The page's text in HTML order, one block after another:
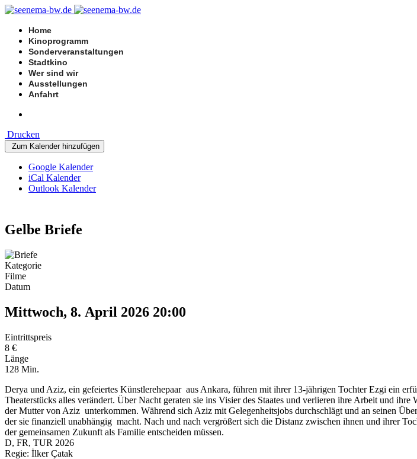
Home
Kinoprogramm
Sonderveranstaltungen
Stadtkino
Wer sind wir
Ausstellungen
Anfahrt
Drucken
Zum Kalender hinzufügen
Google Kalender
iCal Kalender
Outlook Kalender
Gelbe Briefe
Kategorie
Filme
Datum
Mittwoch, 8. April 2026 20:00
Eintrittspreis
8 €
Länge
128 Min.
Derya und Aziz, ein gefeiertes Künstlerehepaar aus Ankara, führen mit ihrer 13-jährigen Tochter Ezgi ein
Theaterstücks alles verändert. Über Nacht geraten sie ins Visier des Staates und verlieren ihre Arbeit und
der Mutter von Aziz unterkommen. Während sich Aziz mit Gelegenheitsjobs durchschlägt und an seinen
der sie finanziell unabhängig macht. Nach und nach vergrößert sich die Distanz zwischen ihnen und ihrer
der gemeinsamen Zukunft als Familie entscheiden müssen.
D, FR, TUR 2026
Regie: İlker Çatak